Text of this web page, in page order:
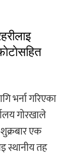
भर्ना गरिएका
गाेरखाले
एक
स्थानीय तह